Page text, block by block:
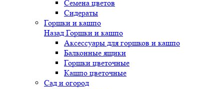
Семена цветов
Сидераты
Горшки и кашпо
Назад Горшки и кашпо
Аксессуары для горшков и кашпо
Балконные ящики
Горшки цветочные
Кашпо цветочные
Сад и огород